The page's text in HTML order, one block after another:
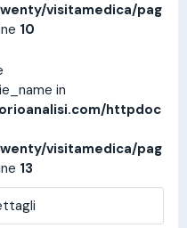
visitamedica/pag
10
in
httpdoc
visitamedica/pag
13